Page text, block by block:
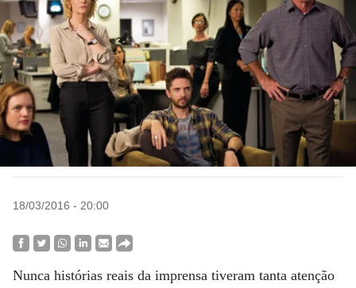
18/03/2016 - 20:00
Nunca histórias reais da imprensa tiveram tanta atenção